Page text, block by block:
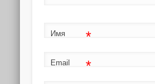
Имя *
Email *